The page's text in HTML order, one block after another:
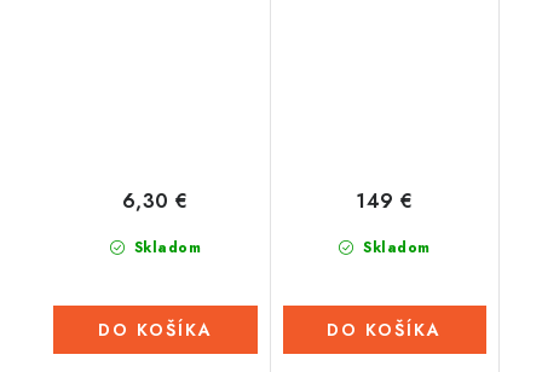
Skladom
6,30 €
DO KOŠÍKA
Skladom
149 €
DO KOŠÍKA